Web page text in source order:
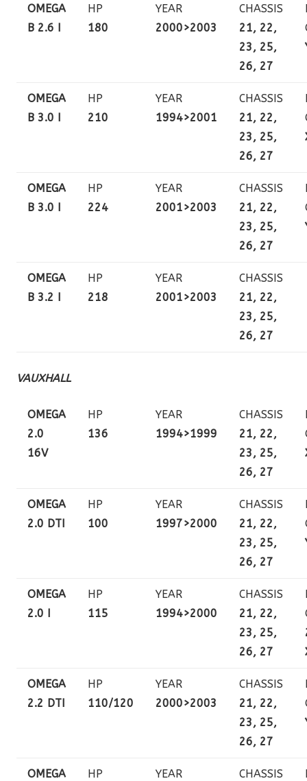
OMEGA
B 2.6 I
HP
180
YEAR
2000>2003
CHASSIS
21, 22,
23, 25,
26, 27
OMEGA
B 3.0 I
HP
210
YEAR
1994>2001
CHASSIS
21, 22,
23, 25,
26, 27
OMEGA
B 3.0 I
HP
224
YEAR
2001>2003
CHASSIS
21, 22,
23, 25,
26, 27
OMEGA
B 3.2 I
HP
218
YEAR
2001>2003
CHASSIS
21, 22,
23, 25,
26, 27
VAUXHALL
OMEGA
2.0
16V
HP
136
YEAR
1994>1999
CHASSIS
21, 22,
23, 25,
26, 27
OMEGA
2.0 DTI
HP
100
YEAR
1997>2000
CHASSIS
21, 22,
23, 25,
26, 27
OMEGA
2.0 I
HP
115
YEAR
1994>2000
CHASSIS
21, 22,
23, 25,
26, 27
OMEGA
2.2 DTI
HP
110/120
YEAR
2000>2003
CHASSIS
21, 22,
23, 25,
26, 27
OMEGA
HP
YEAR
CHASSIS